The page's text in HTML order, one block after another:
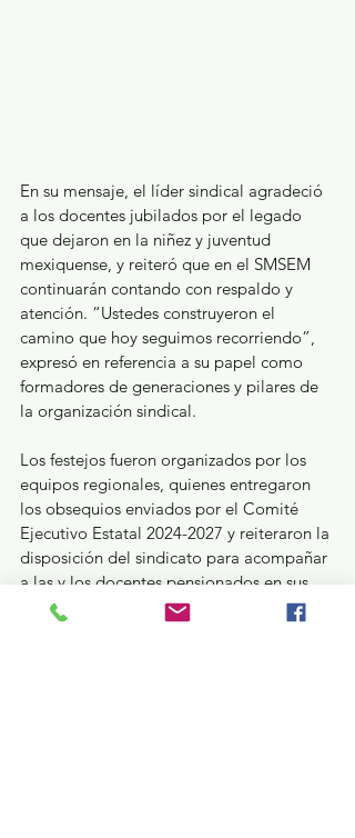
En su mensaje, el líder sindical agradeció
a los docentes jubilados por el legado
que dejaron en la niñez y juventud
mexiquense, y reiteró que en el SMSEM
continuarán contando con respaldo y
atención. “Ustedes construyeron el
camino que hoy seguimos recorriendo”,
expresó en referencia a su papel como
formadores de generaciones y pilares de
la organización sindical.
Los festejos fueron organizados por los
equipos regionales, quienes entregaron
los obsequios enviados por el Comité
Ejecutivo Estatal 2024-2027 y reiteraron la
disposición del sindicato para acompañar
a las y los docentes pensionados en sus
gestiones, trámites y necesidades.